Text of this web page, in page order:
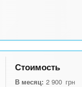
Стоимость
В месяц: 2 900 грн